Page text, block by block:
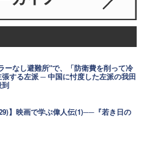
ーなし避難所"で、「防衛費を削って冷
する左派 ─ 中国に忖度した左派の我田
到
】映画で学ぶ偉人伝(1)──『若き日の